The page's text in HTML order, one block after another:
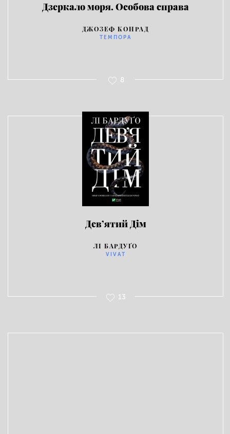
Дзеркало моря. Особова справа
ДЖОЗЕФ КОНРАД
ТЕМПОРА
8
Дев’ятий Дім
ЛІ БАРДУҐО
VIVAT
13